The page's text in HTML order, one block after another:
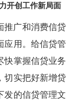
开创工作新局面
推广和消费信贷
应用。给信贷管
快掌握信贷业务
切实把好新增贷
发的信贷管理文